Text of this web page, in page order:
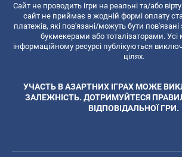
Сайт не проводить ігри на реальні та/або
сайт не приймає в жодній формі оплату
платежів, які пов'язані/можуть бути
букмекерами або тоталізаторами. Усі
інформаційному ресурсі публікуються
цілях.
УЧАСТЬ В АЗАРТНИХ ІГРАХ МОЖЕ
ЗАЛЕЖНІСТЬ. ДОТРИМУЙТЕСЯ
ВІДПОВІДАЛЬНОЇ ГРИ.